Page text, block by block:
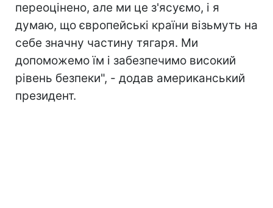
переоцінено, але ми це з'ясуємо, і я
думаю, що європейські країни візьмуть на
себе значну частину тягаря. Ми
допоможемо їм і забезпечимо високий
рівень безпеки", - додав американський
президент.